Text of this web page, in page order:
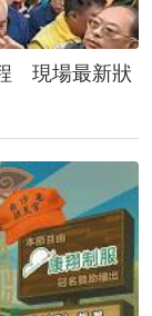
現場最新狀